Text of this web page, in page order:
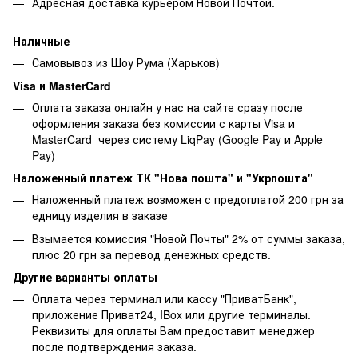
Наличные
Самовывоз из Шоу Рума (Харьков)
Visa и MasterCard
Оплата заказа онлайн у нас на сайте сразу после
оформления заказа без комиссии с карты Visa и
MasterCard через систему LiqPay (Google Pay и Apple
Pay)
Наложенный платеж ТК "Нова пошта" и "Укрпошта"
Наложенный платеж возможен с предоплатой 200 грн за
едницу изделия в заказе
Взымается комиссия "Новой Почты" 2% от суммы заказа,
плюс 20 грн за перевод денежных средств.
Другие варианты оплаты
Оплата через терминал или кассу "ПриватБанк",
приложение Приват24, IBox или другие терминалы.
Реквизиты для оплаты Вам предоставит менеджер
после подтверждения заказа.